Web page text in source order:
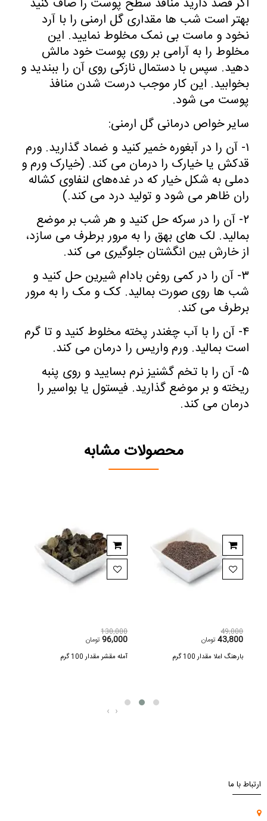
اگر قصد دارید منافذ سطح پوست را صاف کنید
بهتر است شب ها مقداری گل ارمنی را با آرد
نخود و ماست بی نمک مخلوط نمایید. این
مخلوط را به آرامی بر روی پوست خود مالش
دهید. سپس با دستمال نازکی روی آن را ببندید و
بخوابید. این کار موجب درست شدن منافذ
پوست می شود.
سایر خواص درمانی گل ارمنی:
۱- آن را در آبغوره خمیر کنید و ضماد گذارید. ورم
قدکش یا خیارک را درمان می کند. (خیارک ورم و
دملی به شکل خیار که در غده‌های لنفاوی کشاله
ران ظاهر می شود و تولید درد می کند.)
۲- آن را در سرکه حل کنید و هر شب بر موضع
بمالید. لک های بهق را به مرور برطرف می سازد،
از خارش بین انگشتان جلوگیری می کند.
۳- آن را در کمی روغن بادام شیرین حل کنید و
شب ها روی صورت بمالید. کک و مک را به مرور
برطرف می کند.
۴- آن را با آب چغندر پخته مخلوط کنید و تا گرم
است بمالید. ورم واریس را درمان می کند.
۵- آن را با تخم گشنیز نرم بسایید و روی پنبه
ریخته و بر موضع گذارید. فیستول یا بواسیر را
درمان می کند.
محصولات مشابه
130,000
96,000 تومان
آمله مقشر مقدار 100 گرم
49,000
43,800 تومان
بارهنگ اعلا مقدار 100 گرم
‹ ›
ارتباط با ما